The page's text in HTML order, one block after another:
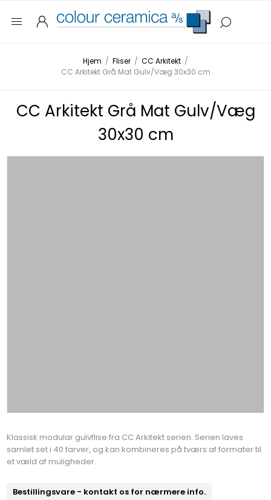
Hjem / Fliser / CC Arkitekt /
CC Arkitekt Grå Mat Gulv/Væg 30x30 cm
CC Arkitekt Grå Mat Gulv/Væg
30x30 cm
Klassisk modular gulvflise fra CC Arkitekt serien. Serien laves
samlet set i 40 farver, og kan kombineres på tværs af formater til
et væld af muligheder.
Bestillingsvare - kontakt os for nærmere info.